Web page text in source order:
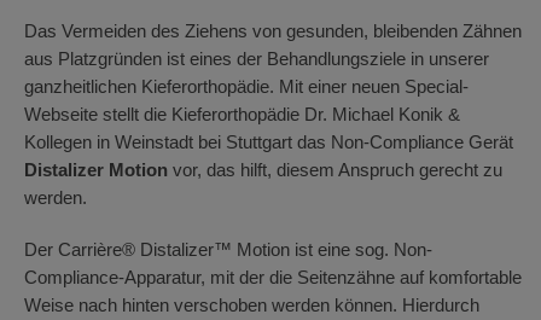
Das Vermeiden des Ziehens von gesunden, bleibenden Zähnen
aus Platzgründen ist eines der Behandlungsziele in unserer
ganzheitlichen Kieferorthopädie. Mit einer neuen Special-
Webseite stellt die Kieferorthopädie Dr. Michael Konik &
Kollegen in Weinstadt bei Stuttgart das Non-Compliance Gerät
Distalizer Motion vor, das hilft, diesem Anspruch gerecht zu
werden.
Der Carrière® Distalizer™ Motion ist eine sog. Non-
Compliance-Apparatur, mit der die Seitenzähne auf komfortable
Weise nach hinten verschoben werden können. Hierdurch